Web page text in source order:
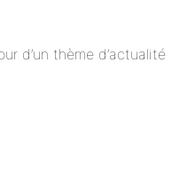
d’un thème d’actualité